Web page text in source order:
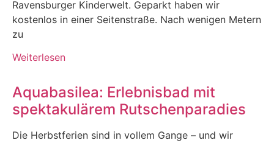
Ravensburger Kinderwelt. Geparkt haben wir
kostenlos in einer Seitenstraße. Nach wenigen Metern
zu
Weiterlesen
Aquabasilea: Erlebnisbad mit
spektakulärem Rutschenparadies
Die Herbstferien sind in vollem Gange – und wir